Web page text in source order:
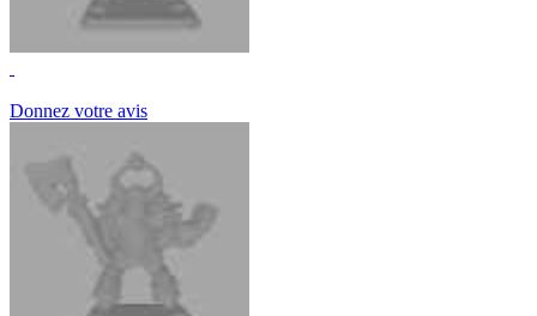
Donnez votre avis